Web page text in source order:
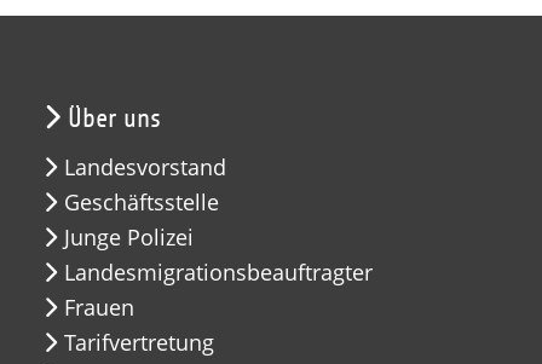
Über uns
Landesvorstand
Geschäftsstelle
Junge Polizei
Landesmigrationsbeauftragter
Frauen
Tarifvertretung